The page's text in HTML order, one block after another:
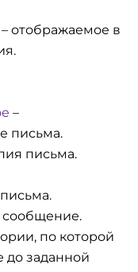
– отображаемое в
–
письма.
письма.
сообщение.
по которой
до заданной